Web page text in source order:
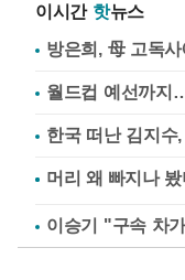
이시간 핫뉴스
방은희, 母 고독
월드컵 예선까지
한국 떠난 김지
이승기 "구속 차